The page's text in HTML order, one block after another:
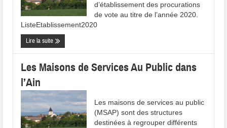
d’établissement des procurations
de vote au titre de l’année 2020.
ListeEtablissement2020
Lire la suite
Les Maisons de Services Au Public dans
l’Ain
Les maisons de services au public
(MSAP) sont des structures
destinées à regrouper différents